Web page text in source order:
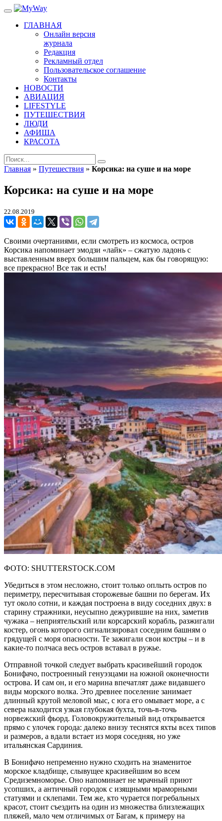
ГЛАВНАЯ
Онлайн версия
журнала
Редакция
Рекламный отдел
Пользовательское соглашение
Контакты
НОВОСТИ
АВИАЦИЯ
LIFESTYLE
ПУТЕШЕСТВИЯ
ЛЮДИ
АФИША
КРАСОТА
Главная » Путешествия » Корсика: на суше и на море
Корсика: на суше и на море
22.08.2019
Своими очертаниями, если смотреть из космоса, остров
Корсика напоминает эмодзи «лайк» – сжатую ладонь с
выставленным вверх большим пальцем, как бы говорящую:
все прекрасно! Все так и есть!
ФОТО: SHUTTERSTOCK.COM
Убедиться в этом несложно, стоит только оплыть остров по
периметру, пересчитывая сторожевые башни по берегам. Их
тут около сотни, и каждая построена в виду соседних двух: в
старину стражники, неусыпно дежурившие на них, заметив
чужака – неприятельский или корсарский корабль, разжигали
костер, огонь которого сигнализировал соседним башням о
грядущей с моря опасности. Те зажигали свои костры – и в
какие-то полчаса весь остров вставал в ружье.
Отправной точкой следует выбрать красивейший городок
Бонифачо, построенный генуэзцами на южной оконечности
острова. И сам он, и его марина впечатлят даже видавшего
виды морского волка. Это древнее поселение занимает
длинный крутой меловой мыс, с юга его омывает море, а с
севера находится узкая глубокая бухта, точь-в-точь
норвежский фьорд. Головокружительный вид открывается
прямо с улочек города: далеко внизу теснятся яхты всех типов
и размеров, а вдали встает из моря соседняя, но уже
итальянская Сардиния.
В Бонифачо непременно нужно сходить на знаменитое
морское кладбище, слывущее красивейшим во всем
Средиземноморье. Оно напоминает не мрачный приют
усопших, а античный городок с изящными мраморными
статуями и склепами. Тем же, кто чурается погребальных
красот, стоит съездить на один из множества близлежащих
пляжей, мало чем отличимых от Багам, к примеру на